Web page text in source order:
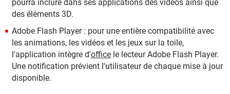
pourra inclure dans ses applications des vidéos ainsi que
des éléments 3D.
Adobe Flash Player : pour une entière compatibilité avec
les animations, les vidéos et les jeux sur la toile,
l'application intègre d'office le lecteur Adobe Flash Player.
Une notification prévient l'utilisateur de chaque mise à jour
disponible.